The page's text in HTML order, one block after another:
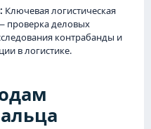
Ключевая логистическая
проверка деловых
контрабанды и
в логистике.